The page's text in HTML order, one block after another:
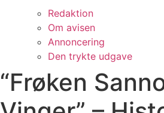
Redaktion
Om avisen
Annoncering
Den trykte udgave
“Frøken